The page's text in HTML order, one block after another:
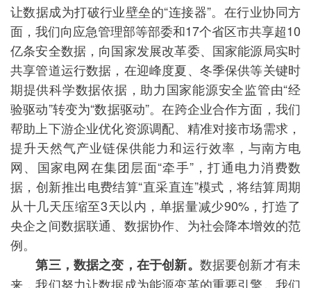
让数据成为打破行业壁垒的“连接器”。在行业协同方
面，我们向应急管理部等部委和17个省区市共享超10
亿条安全数据，向国家发展改革委、国家能源局实时
共享管道运行数据，在迎峰度夏、冬季保供等关键时
期提供科学数据依据，助力国家能源安全监管由“经
验驱动”转变为“数据驱动”。在跨企业合作方面，我们
帮助上下游企业优化资源调配、精准对接市场需求，
提升天然气产业链保供能力和运行效率，与南方电
网、国家电网在集团层面“牵手”，打通电力消费数
据，创新推出电费结算“直采直连”模式，将结算周期
从十几天压缩至3天以内，单据量减少90%，打造了
央企之间数据联通、数据协作、为社会降本增效的范
例。
第三，数据之变，在于创新。 数据要创新才有未
来，我们努力让数据成为能源变革的重要引擎。我们